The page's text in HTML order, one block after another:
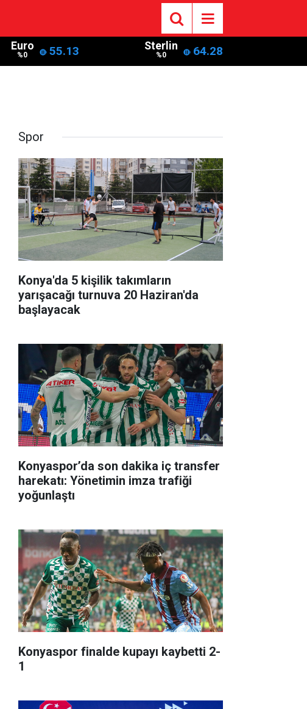
Euro
%0 55.13 Sterlin
%0 64.28
Spor
Konya'da 5 kişilik takımların
yarışacağı turnuva 20 Haziran'da
başlayacak
Konyaspor’da son dakika iç transfer
harekatı: Yönetimin imza trafiği
yoğunlaştı
Konyaspor finalde kupayı kaybetti 2-
1